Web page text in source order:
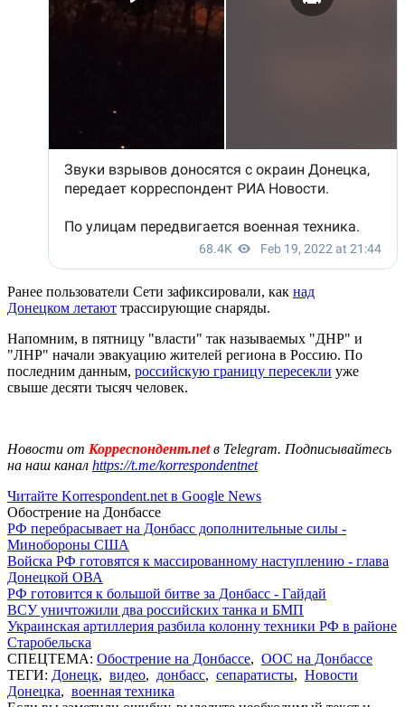
Ранее пользователи Сети зафиксировали, как над
Донецком летают трассирующие снаряды.
Напомним, в пятницу "власти" так называемых "ДНР" и
"ЛНР" начали эвакуацию жителей региона в Россию. По
последним данным, российскую границу пересекли уже
свыше десяти тысяч человек.
Новости от Корреспондент.netв Telegram. Подписывайтесь
на наш канал https://t.me/korrespondentnet
Читайте Korrespondent.net в Google News
Обострение на Донбассе
РФ перебрасывает на Донбасс дополнительные силы -
Минобороны США
Войска РФ готовятся к массированному наступлению - глава
Донецкой ОВА
РФ готовится к большой битве за Донбасс - Гайдай
ВСУ уничтожили два российских танка и БМП
Украинская артиллерия разбила колонну техники РФ в районе
Старобельска
СПЕЦТЕМА: Обострение на Донбассе, ООС на Донбассе
ТЕГИ: Донецк, видео, донбасс, сепаратисты, Новости
Донецка, военная техника